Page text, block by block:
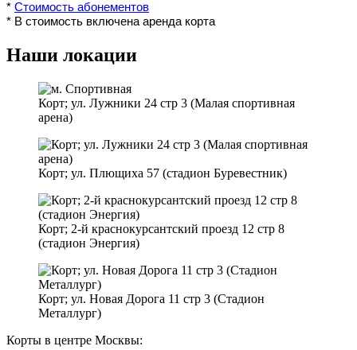
* Стоимость абонементов
* В стоимость включена аренда корта
Наши локации
Корт; ул. Лужники 24 стр 3 (Малая спортивная
арена)
Корт; ул. Плющиха 57 (стадион Буревестник)
Корт; 2-й краснокурсантский проезд 12 стр 8
(стадион Энергия)
Корт; ул. Новая Дорога 11 стр 3 (Стадион
Металлург)
Корты в центре Москвы: